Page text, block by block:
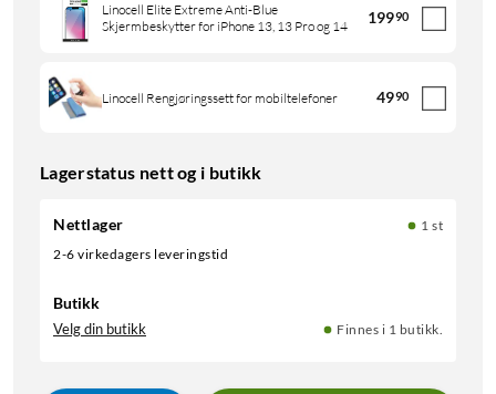
Linocell Elite Extreme Anti-Blue
Skjermbeskytter for iPhone 13, 13 Pro og 14
19990
Linocell Rengjøringssett for mobiltelefoner 4990
Lagerstatus nett og i butikk
Nettlager
1 st
2-6 virkedagers leveringstid
Butikk
Velg din butikk Finnes i 1 butikk.